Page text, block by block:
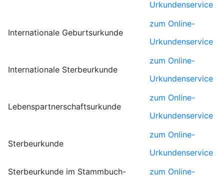
Urkundenservice
Internationale Geburtsurkunde
zum Online-
Urkundenservice
Internationale Sterbeurkunde
zum Online-
Urkundenservice
Lebenspartnerschaftsurkunde
zum Online-
Urkundenservice
Sterbeurkunde
zum Online-
Urkundenservice
Sterbeurkunde im Stammbuch-
zum Online-